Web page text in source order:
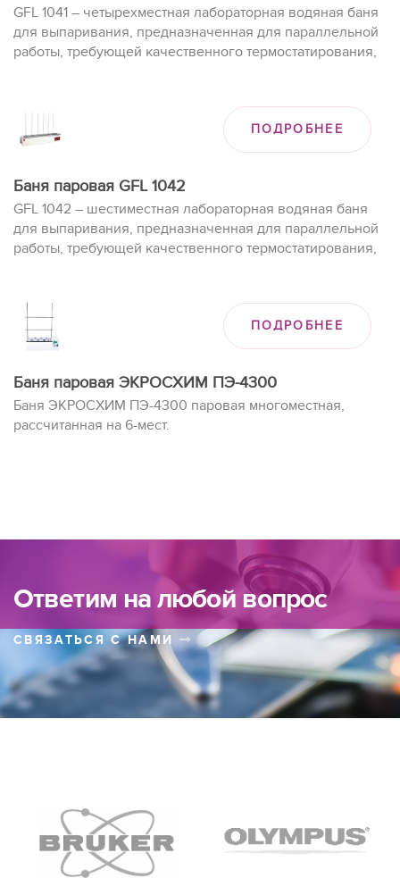
GFL 1041 – четырехместная лабораторная водяная баня
для выпаривания, предназначенная для параллельной
работы, требующей качественного термостатирования,
ПОДРОБНЕЕ
Баня паровая GFL 1042
GFL 1042 – шестиместная лабораторная водяная баня
для выпаривания, предназначенная для параллельной
работы, требующей качественного термостатирования,
ПОДРОБНЕЕ
Баня паровая ЭКРОСХИМ ПЭ-4300
Баня ЭКРОСХИМ ПЭ-4300 паровая многоместная,
рассчитанная на 6-мест.
Ответим на любой вопрос
СВЯЗАТЬСЯ С НАМИ